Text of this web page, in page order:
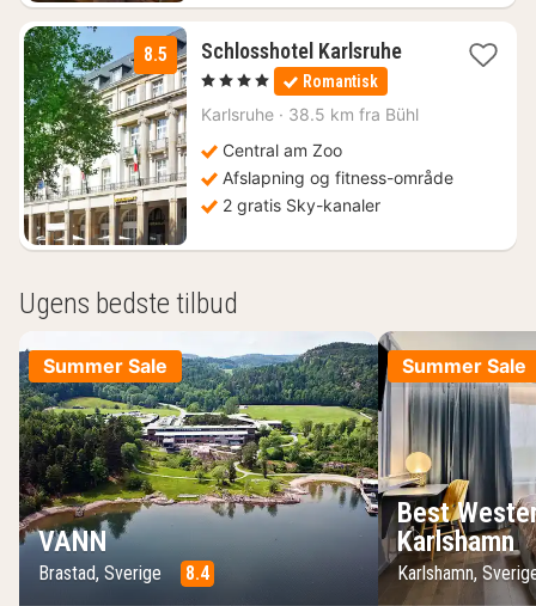
8.5 Schlosshotel Karlsruhe1
666
, 4 Stjerner Romantisk
Karlsruhe · 38.5 km fra Bühl
Central am Zoo
Afslapning og fitness-område
2 gratis Sky-kanaler
Ugens bedste tilbud
Summer Sale
VANN
Brastad, Sverige 8.4
Summer Sale
Best
Karlshamn
Karlshamn,